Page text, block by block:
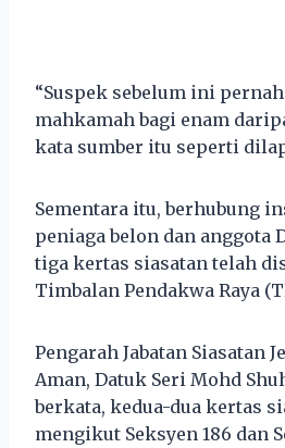
“Suspek sebelum ini
mahkamah bagi enam
kata sumber itu seperti
Sementara itu, berhubung
peniaga belon dan anggota
tiga kertas siasatan telah
Timbalan Pendakwa Raya
Pengarah Jabatan Siasatan
Aman, Datuk Seri Mohd
berkata, kedua-dua kertas
mengikut Seksyen 186 dan